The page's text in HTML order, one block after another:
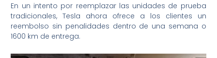
En un intento por reemplazar las unidades de prueba
tradicionales, Tesla ahora ofrece a los clientes un
reembolso sin penalidades dentro de una semana o
1600 km de entrega.